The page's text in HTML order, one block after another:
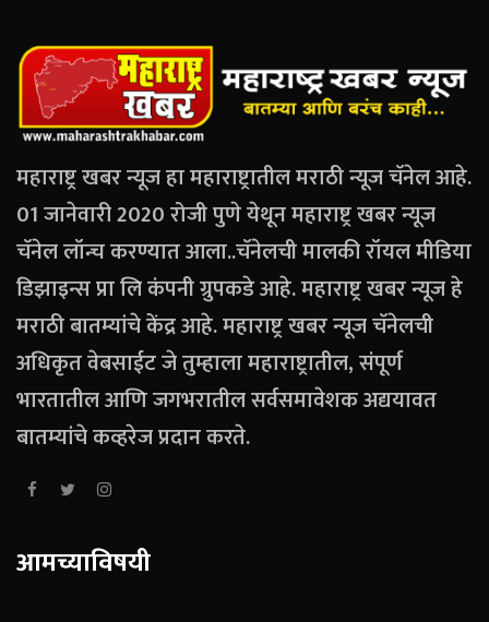
महाराष्ट्र खबर न्यूज हा महाराष्ट्रातील मराठी न्यूज चॅनेल आहे.
01 जानेवारी 2020 रोजी पुणे येथून महाराष्ट्र खबर न्यूज
चॅनेल लॉन्च करण्यात आला..चॅनेलची मालकी रॉयल मीडिया
डिझाइन्स प्रा लि कंपनी ग्रुपकडे आहे. महाराष्ट्र खबर न्यूज हे
मराठी बातम्यांचे केंद्र आहे. महाराष्ट्र खबर न्यूज चॅनेलची
अधिकृत वेबसाईट जे तुम्हाला महाराष्ट्रातील, संपूर्ण
भारतातील आणि जगभरातील सर्वसमावेशक अद्ययावत
बातम्यांचे कव्हरेज प्रदान करते.
आमच्याविषयी